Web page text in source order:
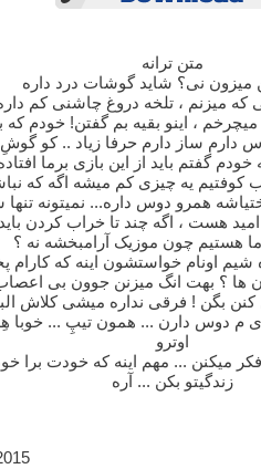
متن ترانه
نی؟ شاید گوشات درد داره
که میزنم ، تلخه دروغ چاشنی کم
، اینو بقیه بم گفتن! خودم که
دارم ساز دارم حرفا زیاد .. کو
گفتم باید از این بازی برما
کوفتیم یه چیزی کم میشه اگه که
همرو دوس داره... نمیتونه تنها
هست ، اگه چند تا خراب کردن
هستیم چون موزیک آرامبخشه نه ؟
شیم اونام خواستشون اینه که
ها ؟ بهت انگ میزنن جوون بی
بگن ! فرقی نداره میشی کلاش
م دوس دارن ... همون تیپِ ... خوبا
اوترو
میکنن ... مهم اینه که خودت برا
زندگیتو بکن ... آره